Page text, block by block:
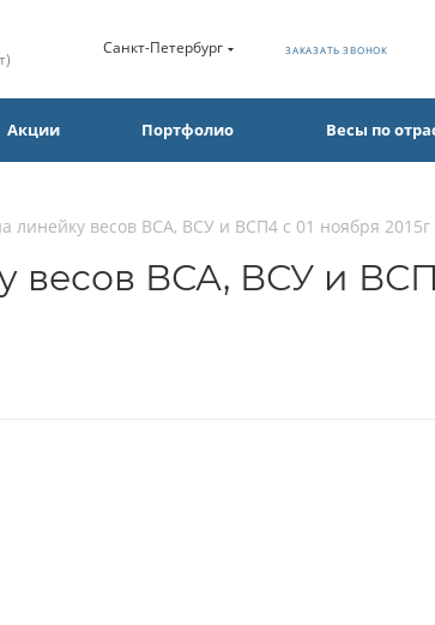
Санкт-Петербург ЗАКАЗАТЬ ЗВОНОК
Акции Портфолио Весы по
линейку весов ВСА, ВСУ и ВСП4 с 01 ноября 2015г
ВСА, ВСУ и